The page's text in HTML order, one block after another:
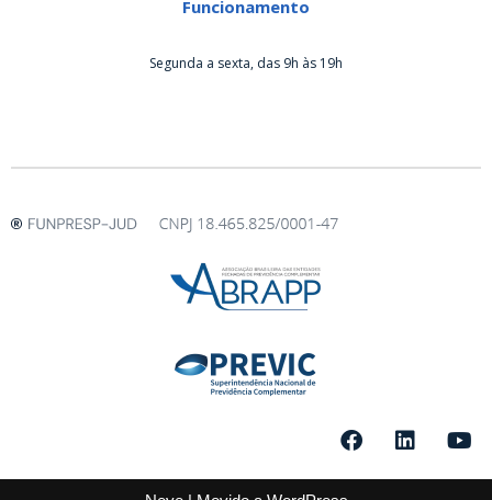
Funcionamento
Segunda a sexta, das 9h às 19h